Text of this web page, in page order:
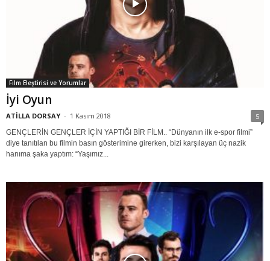
Film Eleştirisi ve Yorumlar
İyi Oyun
ATİLLA DORSAY - 1 Kasım 2018 5
GENÇLERİN GENÇLER İÇİN YAPTIĞI BİR FİLM.. “Dünyanın ilk e-spor filmi”
diye tanıtılan bu filmin basın gösterimine girerken, bizi karşılayan üç nazik
hanıma şaka yaptım: “Yaşımız...